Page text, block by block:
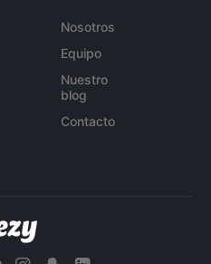
Nosotros
Equipo
Nuestro
blog
Contacto